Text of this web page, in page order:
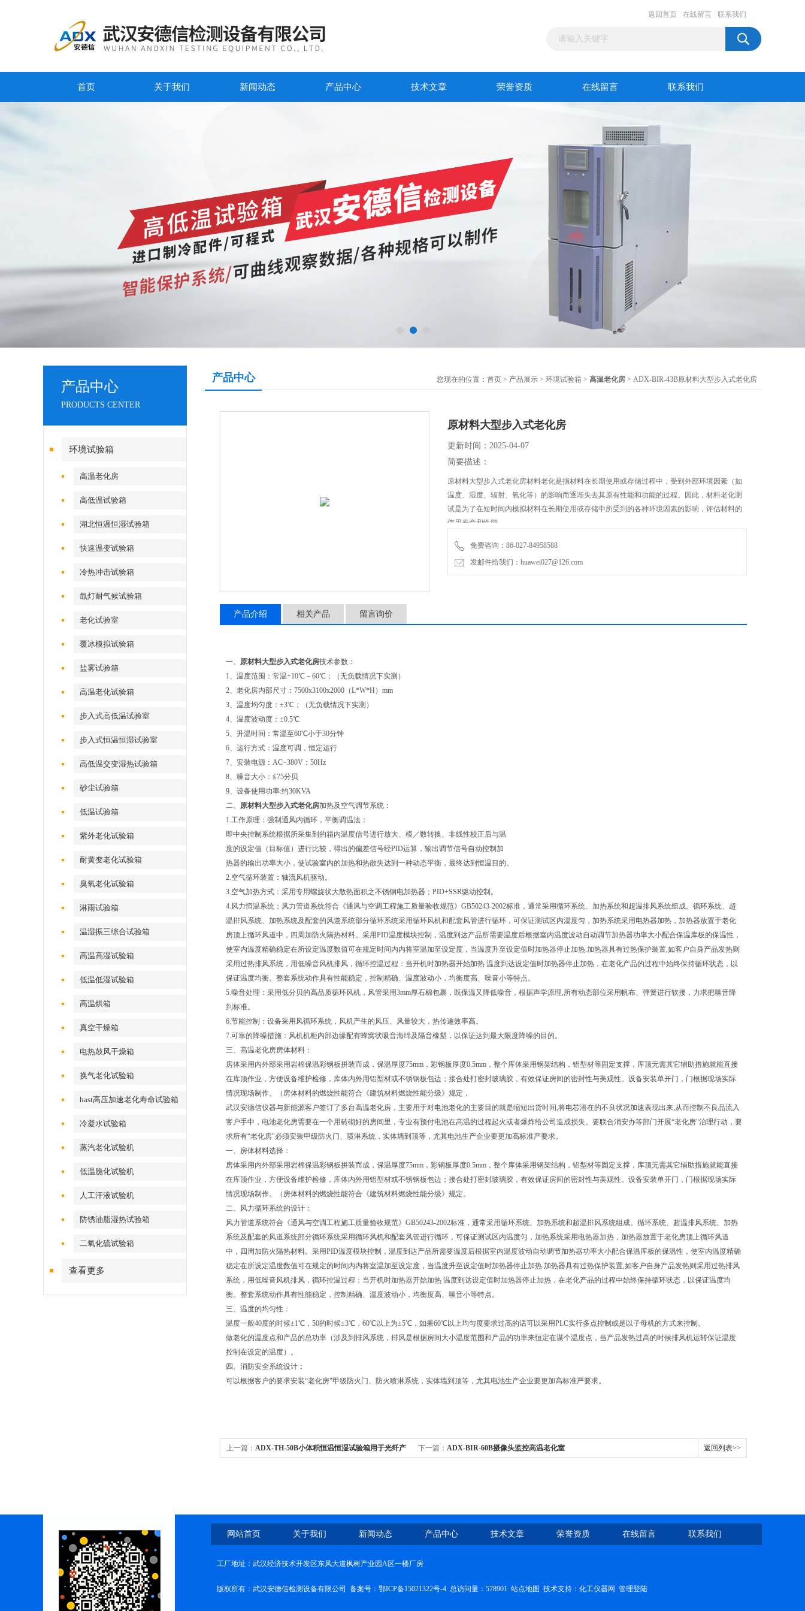
返回首页 在线留言 联系我们
首页 关于我们 新闻动态 产品中心 技术文章 荣誉资质 在线留言 联系我们
产品中心
PRODUCTS CENTER
环境试验箱
高温老化房
高低温试验箱
湖北恒温恒湿试验箱
快速温变试验箱
冷热冲击试验箱
氙灯耐气候试验箱
老化试验室
覆冰模拟试验箱
盐雾试验箱
高温老化试验箱
步入式高低温试验室
步入式恒温恒湿试验室
高低温交变湿热试验箱
砂尘试验箱
低温试验箱
紫外老化试验箱
耐黄变老化试验箱
臭氧老化试验箱
淋雨试验箱
温湿振三综合试验箱
高温高湿试验箱
低温低湿试验箱
高温烘箱
真空干燥箱
电热鼓风干燥箱
换气老化试验箱
hast高压加速老化寿命试验箱
冷凝水试验箱
蒸汽老化试验机
低温脆化试验机
人工汗液试验机
防锈油脂湿热试验箱
二氧化硫试验箱
查看更多
产品中心 您现在的位置： 首页 > 产品展示 > 环境试验箱 > 高温老化房 > ADX-BIR-43B原材料大型步入式老化房
原材料大型步入式老化房
更新时间：2025-04-07
简要描述：
原材料大型步入式老化房材料老化是指材料在长期使用或存储过程中，受到外部环境因素（如
温度、湿度、辐射、氧化等）的影响而逐渐失去其原有性能和功能的过程。因此，材料老化测
试是为了在短时间内模拟材料在长期使用或存储中所受到的各种环境因素的影响，评估材料的
使用寿命和性能。
免费咨询：86-027-84958588
发邮件给我们：huawei027@126.com
产品介绍 相关产品 留言询价
一、 原材料大型步入式老化房技术参数：
1、温度范围：常温+10℃－60℃；（无负载情况下实测）
2、老化房内部尺寸：7500x3100x2000（L*W*H）mm
3、温度均匀度：±3℃；（无负载情况下实测）
4、温度波动度：±0.5℃
5、升温时间：常温至60℃小于30分钟
6、运行方式：温度可调，恒定运行
7、安装电源：AC~380V；50Hz
8、噪音大小：≦75分贝
9、设备使用功率:约30KVA
二、 原材料大型步入式老化房加热及空气调节系统：
1.工作原理：强制通风内循环，平衡调温法：
即中央控制系统根据所采集到的箱内温度信号进行放大、模／数转换、非线性校正后与温
度的设定值（目标值）进行比较，得出的偏差信号经PID运算，输出调节信号自动控制加
热器的输出功率大小，使试验室内的加热和热散失达到一种动态平衡，最终达到恒温目的。
2.空气循环装置：轴流风机驱动。
3.空气加热方式：采用专用螺旋状大散热面积之不锈钢电加热器；PID+SSR驱动控制。
4.风力恒温系统；风力管道系统符合《通风与空调工程施工质量验收规范》GB50243-2002标准，通常采用循环系统、加热系统和超温排风系统组成。循环系统、超
温排风系统、加热系统及配套的风道系统部分循环系统采用循环风机和配套风管进行循环，可保证测试区内温度匀，加热系统采用电热器加热，加热器放置于老化
房顶上循环风道中，四周加防火隔热材料。采用PID温度模块控制，温度到达产品所需要温度后根据室内温度波动自动调节加热器功率大小配合保温库板的保温性，
使室内温度精确稳定在所设定温度数值可在规定时间内内将室温加至设定度，当温度升至设定值时加热器停止加热.加热器具有过热保护装置,如客户自身产品发热则
采用过热排风系统，用低噪音风机排风，循环控温过程：当开机时加热器开始加热 温度到达设定值时加热器停止加热，在老化产品的过程中始终保持循环状态，以
保证温度均衡。整套系统动作具有性能稳定，控制精确、温度波动小，均衡度高、噪音小等特点。
5.噪音处理：采用低分贝的高品质循环风机，风管采用3mm厚石棉包裹，既保温又降低噪音，根据声学原理,所有动态部位采用帆布、弹簧进行软接，力求把噪音降
到标准。
6.节能控制：设备采用风循环系统，风机产生的风压、风量较大，热传递效率高。
7.可靠的降噪措施：风机机柜内部边缘配有蜂窝状吸音海绵及隔音橡塑，以保证达到最大限度降噪的目的。
三、高温老化房房体材料：
房体采用内外部采用岩棉保温彩钢板拼装而成，保温厚度75mm，彩钢板厚度0.5mm，整个库体采用钢架结构，铝型材等固定支撑，库顶无需其它辅助措施就能直接
在库顶作业，方便设备维护检修，库体内外用铝型材或不锈钢板包边；接合处打密封玻璃胶，有效保证房间的密封性与美观性。设备安装单开门，门根据现场实际
情况现场制作。（房体材料的燃烧性能符合《建筑材料燃烧性能分级》规定，
武汉安德信仪器与新能源客户签订了多台高温老化房，主要用于对电池老化的主要目的就是缩短出货时间,将电芯潜在的不良状况加速表现出来,从而控制不良品流入
客户手中，电池老化房需要在一个用砖砌好的房间里，专业有预付电池在高温的过程起火或者爆炸给公司造成损失。要联合消安办等部门开展“老化房"治理行动，要
求所有“老化房"必须安装甲级防火门、喷淋系统，实体墙到顶等，尤其电池生产企业要更加高标准严要求。
一、房体材料选择：
房体采用内外部采用岩棉保温彩钢板拼装而成，保温厚度75mm，彩钢板厚度0.5mm，整个库体采用钢架结构，铝型材等固定支撑，库顶无需其它辅助措施就能直接
在库顶作业，方便设备维护检修，库体内外用铝型材或不锈钢板包边；接合处打密封玻璃胶，有效保证房间的密封性与美观性。设备安装单开门，门根据现场实际
情况现场制作。（房体材料的燃烧性能符合《建筑材料燃烧性能分级》规定。
二、风力循环系统的设计：
风力管道系统符合《通风与空调工程施工质量验收规范》GB50243-2002标准，通常采用循环系统、加热系统和超温排风系统组成。循环系统、超温排风系统、加热
系统及配套的风道系统部分循环系统采用循环风机和配套风管进行循环，可保证测试区内温度匀，加热系统采用电热器加热，加热器放置于老化房顶上循环风道
中，四周加防火隔热材料。采用PID温度模块控制，温度到达产品所需要温度后根据室内温度波动自动调节加热器功率大小配合保温库板的保温性，使室内温度精确
稳定在所设定温度数值可在规定的时间内内将室温加至设定度，当温度升至设定值时加热器停止加热.加热器具有过热保护装置,如客户自身产品发热则采用过热排风
系统，用低噪音风机排风，循环控温过程：当开机时加热器开始加热 温度到达设定值时加热器停止加热，在老化产品的过程中始终保持循环状态，以保证温度均
衡。整套系统动作具有性能稳定，控制精确、温度波动小，均衡度高、噪音小等特点。
三、温度的均匀性：
温度一般40度的时候±1℃，50的时候±3℃，60℃以上为±5℃，如果60℃以上均匀度要求过高的话可以采用PLC实行多点控制或是以子母机的方式来控制。
做老化的温度点和产品的总功率（涉及到排风系统，排风是根据房间大小温度范围和产品的功率来恒定在谋个温度点，当产品发热过高的时候排风机运转保证温度
控制在设定的温度）。
四、消防安全系统设计：
可以根据客户的要求安装“老化房"甲级防火门、防火喷淋系统，实体墙到顶等，尤其电池生产企业要更加高标准严要求。
上一篇： ADX-TH-50B小体积恒温恒湿试验箱用于光纤产 下一篇： ADX-BIR-60B摄像头监控高温老化室 返回列表>>
网站首页 关于我们 新闻动态 产品中心 技术文章 荣誉资质 在线留言 联系我们
工厂地址：武汉经济技术开发区东风大道枫树产业园A区一楼厂房
版权所有：武汉安德信检测设备有限公司 备案号： 鄂ICP备15021322号-4 总访问量：578901 站点地图 技术支持： 化工仪器网 管理登陆